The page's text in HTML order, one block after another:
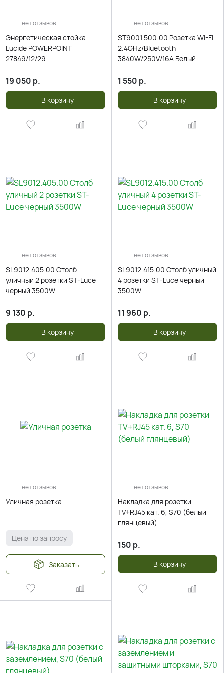
нет отзывов
Энергетическая стойка
Lucide POWERPOINT
27849/12/29
19 050 р.
В корзину
нет отзывов
ST9001.500.00 Розетка WI-FI
2.4GHz/Bluetooth
3840W/250V/16A Белый
1 550 р.
В корзину
нет отзывов
SL9012.405.00 Столб
уличный 2 розетки ST-Luce
черный 3500W
9 130 р.
В корзину
нет отзывов
SL9012.415.00 Столб уличный
4 розетки ST-Luce черный
3500W
11 960 р.
В корзину
нет отзывов
Уличная розетка
Цена по запросу
Заказать
нет отзывов
Накладка для розетки
TV+RJ45 кат. 6, S70 (белый
глянцевый)
150 р.
В корзину